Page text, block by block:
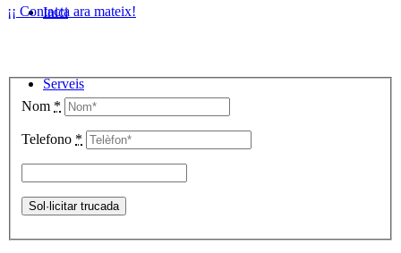
Inici
Serveis
¡¡ Contacta ara mateix!
Nom *
Telefono *